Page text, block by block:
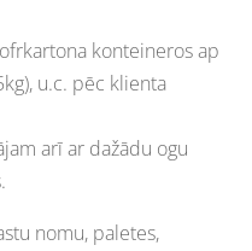
konteineros ap
u.c. pēc klienta
arī ar dažādu ogu
nomu, paletes,